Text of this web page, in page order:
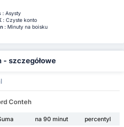
: Asysty
: Czyste konto
: Minuty na boisku
- szczegółowe
Conteh
na 90 minut
percentyl